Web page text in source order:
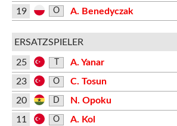
19 O A. Benedyczak
ERSATZSPIELER
25
A. Yanar
23
O C. Tosun
20 D N. Opoku
11 O A. Kol